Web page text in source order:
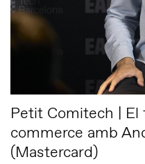
Petit Comitech | El
commerce amb
(Mastercard)